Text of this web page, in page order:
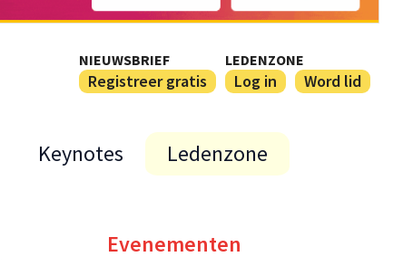
NIEUWSBRIEF
Registreer gratis
LEDENZONE
Log in Word lid
Keynotes Ledenzone
Evenementen